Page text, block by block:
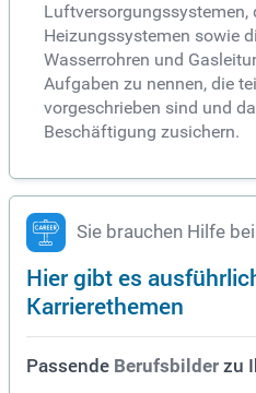
Luftversorgungssystemen,
Heizungssystemen sowie
Wasserrohren und
Aufgaben zu nennen, die
vorgeschrieben sind und
Beschäftigung zusichern.
Sie brauchen Hilfe
Hier gibt es
Karrierethemen
Passende Berufsbilder zu